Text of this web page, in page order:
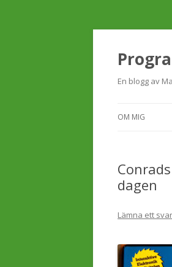
En blogg av
OM MIG
dagen
Lämna ett svar